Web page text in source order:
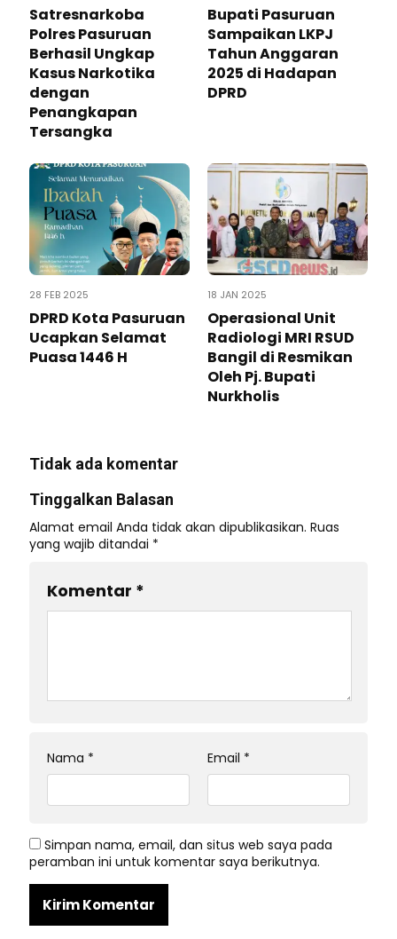
Satresnarkoba
Polres Pasuruan
Berhasil Ungkap
Kasus Narkotika
dengan
Penangkapan
Tersangka
‎Bupati Pasuruan
Sampaikan LKPJ
Tahun Anggaran
2025 di Hadapan
DPRD ‎
28 FEB 2025
DPRD Kota Pasuruan
Ucapkan Selamat
Puasa 1446 H
18 JAN 2025
Operasional Unit
Radiologi MRI RSUD
Bangil di Resmikan
Oleh Pj. Bupati
Nurkholis
Tidak ada komentar
Tinggalkan Balasan
Alamat email Anda tidak akan dipublikasikan. Ruas
yang wajib ditandai *
Komentar *
Nama * Email *
Simpan nama, email, dan situs web saya pada
peramban ini untuk komentar saya berikutnya.